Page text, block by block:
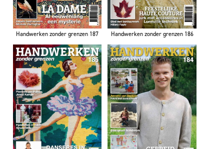
Handwerken zonder grenzen 187 Handwerken zonder grenzen 186